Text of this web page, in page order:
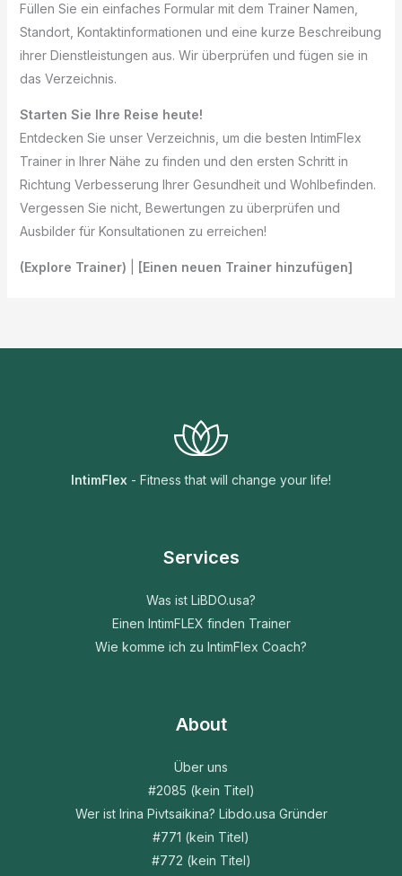
Füllen Sie ein einfaches Formular mit dem Trainer Namen,
Standort, Kontaktinformationen und eine kurze Beschreibung
ihrer Dienstleistungen aus. Wir überprüfen und fügen sie in
das Verzeichnis.
Starten Sie Ihre Reise heute!
Entdecken Sie unser Verzeichnis, um die besten IntimFlex
Trainer in Ihrer Nähe zu finden und den ersten Schritt in
Richtung Verbesserung Ihrer Gesundheit und Wohlbefinden.
Vergessen Sie nicht, Bewertungen zu überprüfen und
Ausbilder für Konsultationen zu erreichen!
(Explore Trainer) [Einen neuen Trainer hinzufügen]
IntimFlex - Fitness that will change your life!
Services
Was ist LiBDO.usa?
Einen IntimFLEX finden Trainer
Wie komme ich zu IntimFlex Coach?
About
Über uns
#2085 (kein Titel)
Wer ist Irina Pivtsaikina? Libdo.usa Gründer
#771 (kein Titel)
#772 (kein Titel)